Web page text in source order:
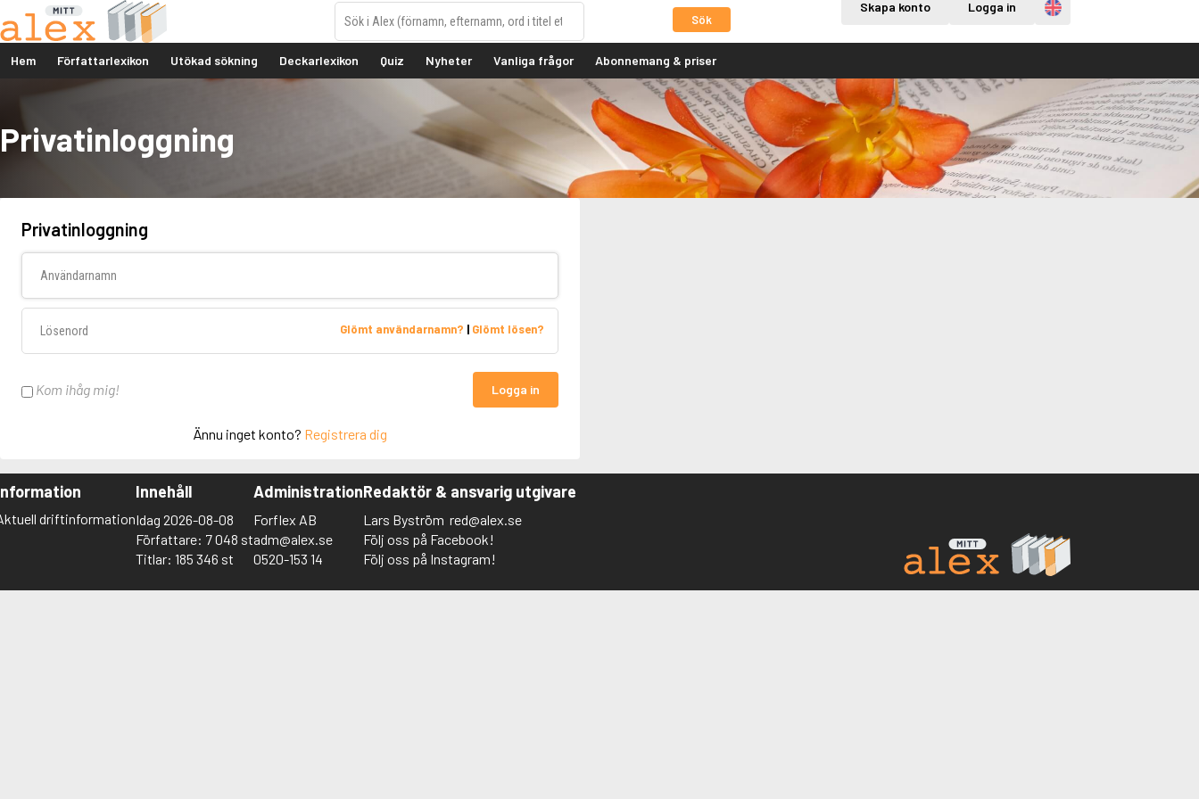
Sök
Skapa konto Logga in Engelska
Hem Författarlexikon Utökad sökning Deckarlexikon Quiz Nyheter Vanliga frågor Abonnemang & priser
Privatinloggning
Privatinloggning
Glömt användarnamn? | Glömt lösen?
Kom ihåg mig! Logga in
Ännu inget konto? Registrera dig
driftinformation
Innehåll
Idag 2026-08-08
Författare: 7 048 st
Titlar: 185 346 st
Administration
Forflex AB
adm@alex.se
0520-153 14
Redaktör & ansvarig utgivare
Lars Byström red@alex.se
Följ oss på Facebook!
Följ oss på Instagram!